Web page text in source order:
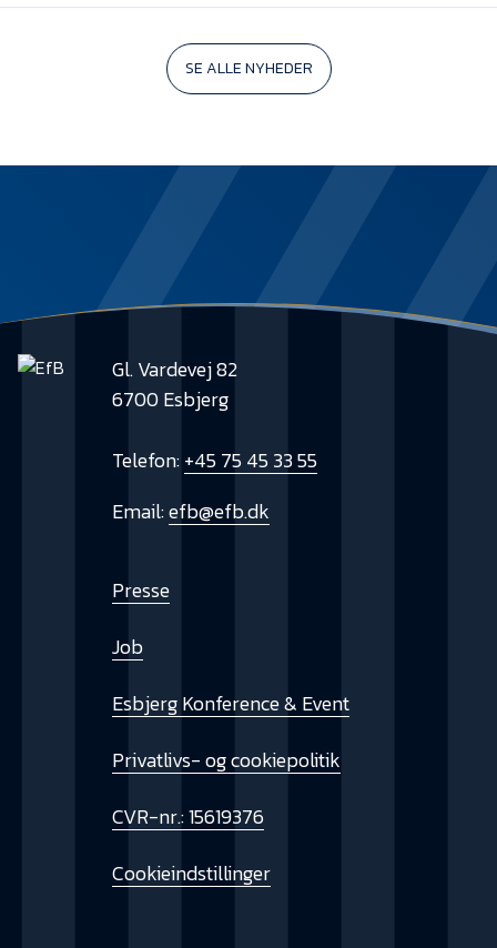
SE ALLE NYHEDER
Gl. Vardevej 82
6700 Esbjerg
Telefon:+45 75 45 33 55
Email:efb@efb.dk
Presse
Job
Esbjerg Konference & Event
Privatlivs- og cookiepolitik
CVR-nr.: 15619376
Cookieindstillinger